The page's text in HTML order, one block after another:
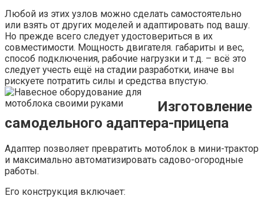
Любой из этих узлов можно сделать самостоятельно
или взять от других моделей и адаптировать под вашу.
Но прежде всего следует удостовериться в их
совместимости. Мощность двигателя. габариты и вес,
способ подключения, рабочие нагрузки и т.д. – всё это
следует учесть ещё на стадии разработки, иначе вы
рискуете потратить силы и средства впустую.
Изготовление
самодельного адаптера-прицепа
Адаптер позволяет превратить мотоблок в мини-трактор
и максимально автоматизировать садово-огородные
работы.
Его конструкция включает: